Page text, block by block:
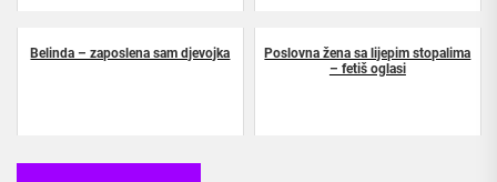
Belinda – zaposlena sam djevojka
Poslovna žena sa lijepim stopalima
– fetiš oglasi